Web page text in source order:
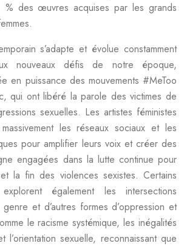
% des œuvres acquises par les grands
s’adapte et évolue constamment
nouveaux défis de notre époque,
en puissance des mouvements #MeToo
qui ont libéré la parole des victimes de
sexuelles. Les artistes féministes
les réseaux sociaux et les
pour amplifier leurs voix et créer des
engagées dans la lutte continue pour
la fin des violences sexistes. Certains
également les intersections
et d’autres formes d’oppression et
le racisme systémique, les inégalités
l’orientation sexuelle, reconnaissant que